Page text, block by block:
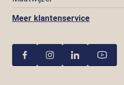
Meer klantenservice